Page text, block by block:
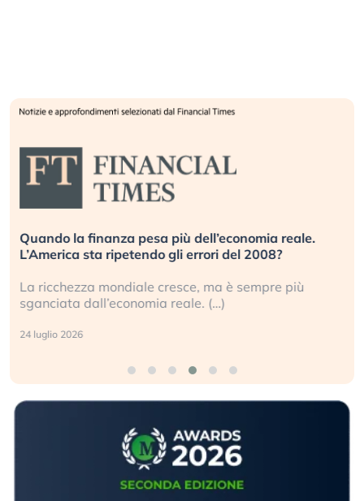
Quando la finanza pesa più dell’economia reale.
L’America sta ripetendo gli errori del 2008?
La ricchezza mondiale cresce, ma è sempre più
sganciata dall’economia reale. (…)
24 luglio 2026